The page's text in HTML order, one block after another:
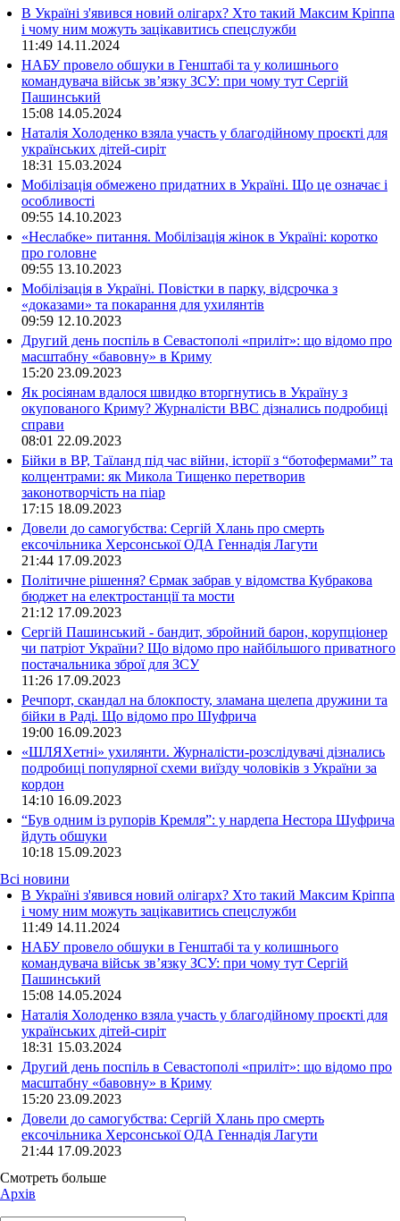
В Україні з'явився новий олігарх? Хто такий Максим Кріппа
і чому ним можуть зацікавитись спецслужби
11:49 14.11.2024
НАБУ провело обшуки в Генштабі та у колишнього
командувача військ зв’язку ЗСУ: при чому тут Сергій
Пашинський
15:08 14.05.2024
Наталія Холоденко взяла участь у благодійному проєкті для
українських дітей-сиріт
18:31 15.03.2024
Мобілізація обмежено придатних в Україні. Що це означає і
особливості
09:55 14.10.2023
«Неслабке» питання. Мобілізація жінок в Україні: коротко
про головне
09:55 13.10.2023
Мобілізація в Україні. Повістки в парку, відсрочка з
«доказами» та покарання для ухилянтів
09:59 12.10.2023
Другий день поспіль в Севастополі «приліт»: що відомо про
масштабну «бавовну» в Криму
15:20 23.09.2023
Як росіянам вдалося швидко вторгнутись в Україну з
окупованого Криму? Журналісти ВВС дізнались подробиці
справи
08:01 22.09.2023
Бійки в ВР, Таїланд під час війни, історії з “ботофермами” та
колцентрами: як Микола Тищенко перетворив
законотворчість на піар
17:15 18.09.2023
Довели до самогубства: Сергій Хлань про смерть
ексочільника Херсонської ОДА Геннадія Лагути
21:44 17.09.2023
Політичне рішення? Єрмак забрав у відомства Кубракова
бюджет на електростанції та мости
21:12 17.09.2023
Сергій Пашинський - бандит, збройний барон, корупціонер
чи патріот України? Що відомо про найбільшого приватного
постачальника зброї для ЗСУ
11:26 17.09.2023
Речпорт, скандал на блокпосту, зламана щелепа дружини та
бійки в Раді. Що відомо про Шуфрича
19:00 16.09.2023
«ШЛЯХетні» ухилянти. Журналісти-розслідувачі дізнались
подробиці популярної схеми виїзду чоловіків з України за
кордон
14:10 16.09.2023
“Був одним із рупорів Кремля”: у нардепа Нестора Шуфрича
йдуть обшуки
10:18 15.09.2023
Всі новини
В Україні з'явився новий олігарх? Хто такий Максим Кріппа
і чому ним можуть зацікавитись спецслужби
11:49 14.11.2024
НАБУ провело обшуки в Генштабі та у колишнього
командувача військ зв’язку ЗСУ: при чому тут Сергій
Пашинський
15:08 14.05.2024
Наталія Холоденко взяла участь у благодійному проєкті для
українських дітей-сиріт
18:31 15.03.2024
Другий день поспіль в Севастополі «приліт»: що відомо про
масштабну «бавовну» в Криму
15:20 23.09.2023
Довели до самогубства: Сергій Хлань про смерть
ексочільника Херсонської ОДА Геннадія Лагути
21:44 17.09.2023
Смотреть больше
Архів